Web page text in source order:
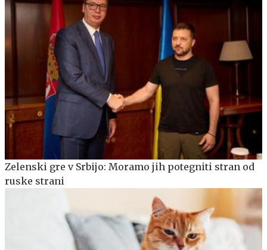
Zelenski gre v Srbijo: Moramo jih potegniti stran od
ruske strani